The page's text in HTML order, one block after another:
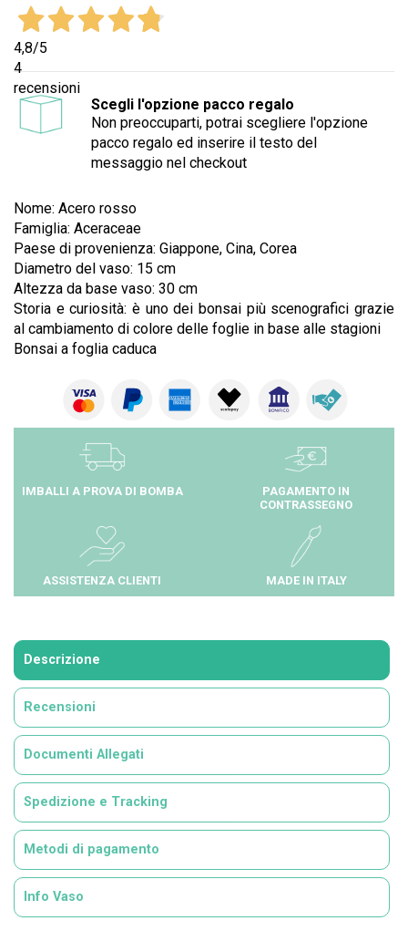
4,8/5
4
recensioni
Scegli l'opzione pacco regalo
Non preoccuparti, potrai scegliere l'opzione
pacco regalo ed inserire il testo del
messaggio nel checkout
Nome: Acero rosso
Famiglia: Aceraceae
Paese di provenienza: Giappone, Cina, Corea
Diametro del vaso: 15 cm
Altezza da base vaso: 30 cm
Storia e curiosità: è uno dei bonsai più scenograficigrazie
al cambiamento di colore delle foglie in base alle stagioni
Bonsai a foglia caduca
IMBALLI A PROVA DI BOMBA
PAGAMENTO IN
CONTRASSEGNO
ASSISTENZA CLIENTI MADE IN ITALY
Descrizione
Recensioni
Documenti Allegati
Spedizione e Tracking
Metodi di pagamento
Info Vaso